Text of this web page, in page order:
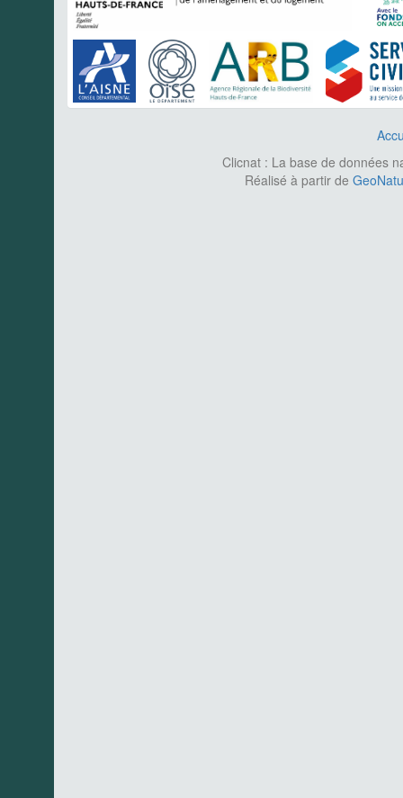
Clicnat : La base de données
Réalisé à partir de